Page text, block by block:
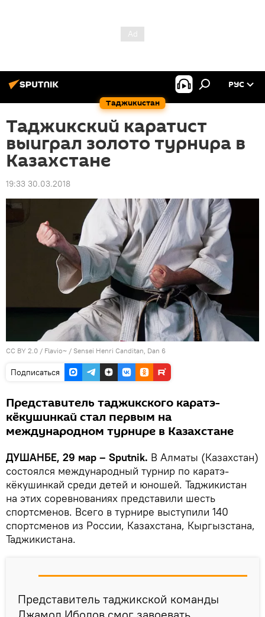
Таджикистан
РУС
Таджикский каратист
выиграл золото турнира в
Казахстане
19:33 30.03.2018
CC BY 2.0 / Flavio~ / Sensei Henri Canditan, Dan 6
Подписаться
Представитель таджикского каратэ-
кёкушинкай стал первым на
международном турнире в Казахстане
ДУШАНБЕ, 29 мар – Sputnik. В Алматы (Казахстан)
состоялся международный турнир по каратэ-
кёкушинкай среди детей и юношей. Таджикистан
на этих соревнованиях представили шесть
спортсменов. Всего в турнире выступили 140
спортсменов из России, Казахстана, Кыргызстана,
Таджикистана.
Представитель таджикской команды